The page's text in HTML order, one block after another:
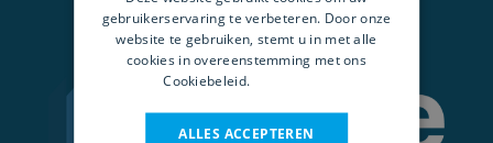
gebruikerservaring te verbeteren. Door onze
website te gebruiken, stemt u in met alle
cookies in overeenstemming met ons
Cookiebeleid.
ALLES ACCEPTEREN